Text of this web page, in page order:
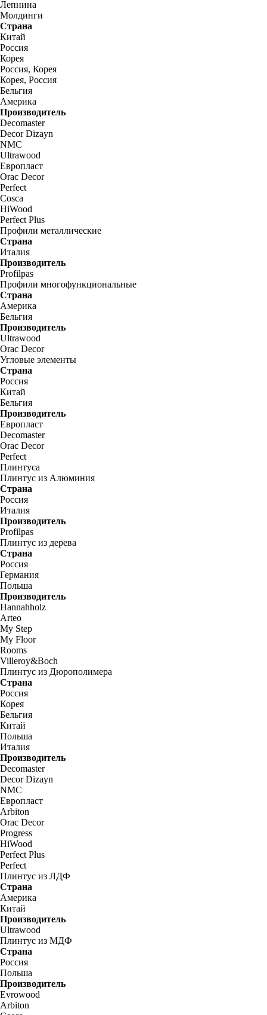
Лепнина
Молдинги
Страна
Китай
Россия
Корея
Россия, Корея
Корея, Россия
Бельгия
Америка
Производитель
Decomaster
Decor Dizayn
NMC
Ultrawood
Европласт
Orac Decor
Perfect
Cosca
HiWood
Perfect Plus
Профили металлические
Страна
Италия
Производитель
Profilpas
Профили многофункциональные
Страна
Америка
Бельгия
Производитель
Ultrawood
Orac Decor
Угловые элементы
Страна
Россия
Китай
Бельгия
Производитель
Европласт
Decomaster
Orac Decor
Perfect
Плинтуса
Плинтус из Алюминия
Страна
Россия
Италия
Производитель
Profilpas
Плинтус из дерева
Страна
Россия
Германия
Польша
Производитель
Hannahholz
Arteo
My Step
My Floor
Rooms
Villeroy&Boch
Плинтус из Дюрополимера
Страна
Россия
Корея
Бельгия
Китай
Польша
Италия
Производитель
Decomaster
Decor Dizayn
NMC
Европласт
Arbiton
Orac Decor
Progress
HiWood
Perfect Plus
Perfect
Плинтус из ЛДФ
Страна
Америка
Китай
Производитель
Ultrawood
Плинтус из МДФ
Страна
Россия
Польша
Производитель
Evrowood
Arbiton